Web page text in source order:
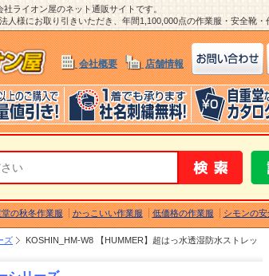
ライオン屋のネット通販サイトです。
様にお取り引きいただき、年間1,100,000点の作業服・安全靴・
会社概要 店舗情報
の秋冬作業服 かっこいい作業服 低価格の作業服 シモンの安
ズ
KOSHIN_HM-W8 【HUMMER】超はっ水透湿防水ストレッ